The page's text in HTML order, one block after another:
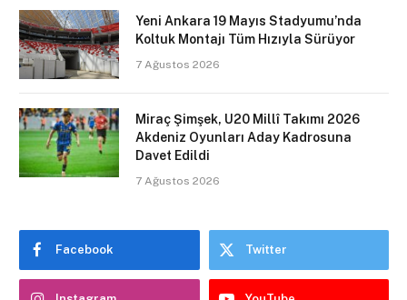
Yeni Ankara 19 Mayıs Stadyumu’nda
Koltuk Montajı Tüm Hızıyla Sürüyor
7 Ağustos 2026
Miraç Şimşek, U20 Millî Takımı 2026
Akdeniz Oyunları Aday Kadrosuna
Davet Edildi
7 Ağustos 2026
Facebook Twitter